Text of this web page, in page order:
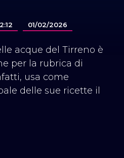
01/02/2026
acque del Tirreno è
per la rubrica di
usa come
delle sue ricette il